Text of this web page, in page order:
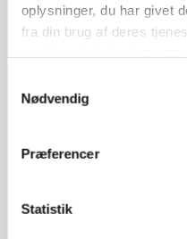
oplysninger, du har givet
fra din brug af deres
Nødvendig
Præferencer
Statistik
protestgruppe vil